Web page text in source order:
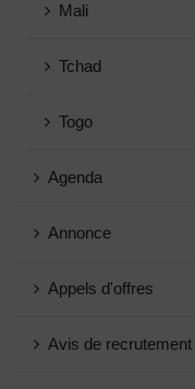
Mali
Tchad
Togo
Agenda
Annonce
Appels d'offres
Avis de recrutement